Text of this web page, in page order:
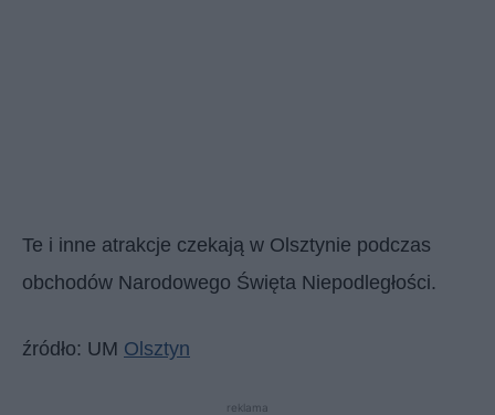
Te i inne atrakcje czekają w Olsztynie podczas
obchodów Narodowego Święta Niepodległości.
źródło: UM Olsztyn
reklama